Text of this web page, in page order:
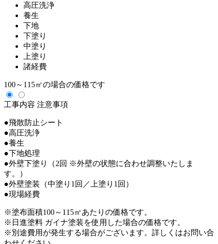
高圧洗浄
養生
下地
下塗り
中塗り
上塗り
諸経費
100～115㎡の場合の価格です
工事内容 注意事項
●飛散防止シート
●高圧洗浄
●養生
●下地処理
●外壁下塗り（2回 ※外壁の状態に合わせ調整いたしま
す。）
●外壁塗装（中塗り1回／上塗り1回）
●現場経費
※塗布面積100～115㎡あたりの価格です。
※日進塗料 ガイナ塗装を使用した場合の価格です。
※別途費用が発生する場合がございます。詳しくはお問い合